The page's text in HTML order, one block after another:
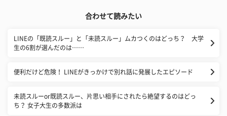
合わせて読みたい
LINEの「既読スルー」と「未読スルー」ムカつくのはどっち？ 大学
生の6割が選んだのは……
​便利だけど危険！ LINEがきっかけで別れ話に発展したエピソード
未読スルーor既読スルー、片思い相手にされたら絶望するのはどっ
ち？ 女子大生の多数派は